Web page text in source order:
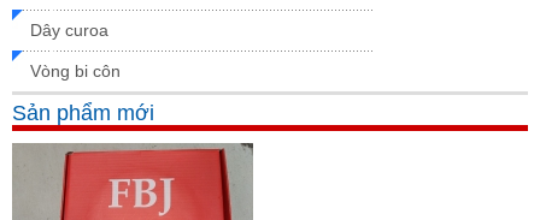
Dây curoa
Vòng bi côn
Sản phẩm mới